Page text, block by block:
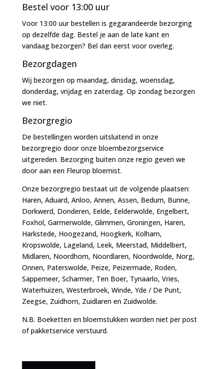
Bestel voor 13:00 uur
Voor 13:00 uur bestellen is gegarandeerde bezorging
op dezelfde dag. Bestel je aan de late kant en
vandaag bezorgen? Bel dan eerst voor overleg.
Bezorgdagen
Wij bezorgen op maandag, dinsdag, woensdag,
donderdag, vrijdag en zaterdag. Op zondag bezorgen
we niet.
Bezorgregio
De bestellingen worden uitsluitend in onze
bezorgregio door onze bloembezorgservice
uitgereden. Bezorging buiten onze regio geven we
door aan een Fleurop bloemist.
Onze bezorgregio bestaat uit de volgende plaatsen:
Haren, Aduard, Anloo, Annen, Assen, Bedum, Bunne,
Dorkwerd, Donderen, Eelde, Eelderwolde, Engelbert,
Foxhol, Garmerwolde, Glimmen, Groningen, Haren,
Harkstede, Hoogezand, Hoogkerk, Kolham,
Kropswolde, Lageland, Leek, Meerstad, Middelbert,
Midlaren, Noordhorn, Noordlaren, Noordwolde, Norg,
Onnen, Paterswolde, Peize, Peizermade, Roden,
Sappemeer, Scharmer, Ten Boer, Tynaarlo, Vries,
Waterhuizen, Westerbroek, Winde, Yde / De Punt,
Zeegse, Zuidhorn, Zuidlaren en Zuidwolde.
N.B. Boeketten en bloemstukken worden niet per post
of pakketservice verstuurd.